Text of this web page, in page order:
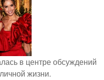
в центре обсуждений
жизни.